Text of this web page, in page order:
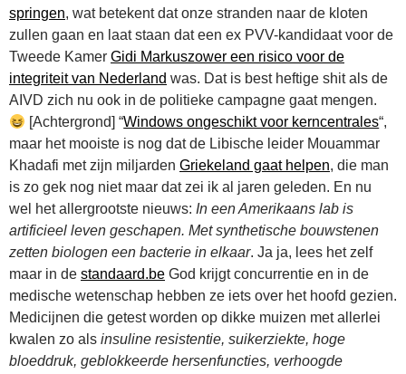
springen, wat betekent dat onze stranden naar de kloten
zullen gaan en laat staan dat een ex PVV-kandidaat voor de
Tweede Kamer Gidi Markuszower een risico voor de
integriteit van Nederland was. Dat is best heftige shit als de
AIVD zich nu ook in de politieke campagne gaat mengen.
[Achtergrond] “Windows ongeschikt voor kerncentrales“,
maar het mooiste is nog dat de Libische leider Mouammar
Khadafi met zijn miljarden Griekeland gaat helpen, die man
is zo gek nog niet maar dat zei ik al jaren geleden. En nu
wel het allergrootste nieuws: In een Amerikaans lab is
artificieel leven geschapen. Met synthetische bouwstenen
zetten biologen een bacterie in elkaar. Ja ja, lees het zelf
maar in de standaard.be God krijgt concurrentie en in de
medische wetenschap hebben ze iets over het hoofd gezien.
Medicijnen die getest worden op dikke muizen met allerlei
kwalen zo als insuline resistentie, suikerziekte, hoge
bloeddruk, geblokkeerde hersenfuncties, verhoogde